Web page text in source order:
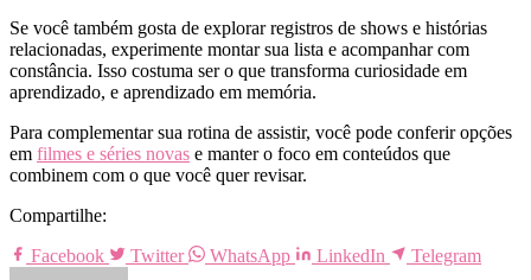
Se você também gosta de explorar registros de shows e histórias
relacionadas, experimente montar sua lista e acompanhar com
constância. Isso costuma ser o que transforma curiosidade em
aprendizado, e aprendizado em memória.
Para complementar sua rotina de assistir, você pode conferir opções
em filmes e séries novas e manter o foco em conteúdos que
combinem com o que você quer revisar.
Compartilhe:
Facebook
Twitter WhatsApp LinkedIn Telegram